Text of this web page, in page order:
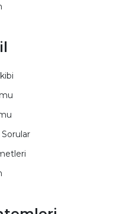
Sorular